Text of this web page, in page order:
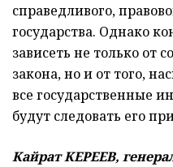
справедливого,
государства. Однако
зависеть не только от
закона, но и от того,
все государственные
будут следовать его
Кайрат КЕРЕЕВ,